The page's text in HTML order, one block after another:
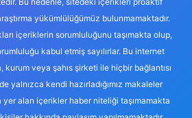
yükümlülüğümüz bulunmamaktadır.
içeriklerin sorumluluğunu taşımakta olup,
kabul etmiş sayılırlar. Bu internet
kurum veya şahıs şirketi ile hiçbir bağlantısı
yalnızca kendi hazırladığımız makaleler
yer alan içerikler haber niteliği taşımamakta